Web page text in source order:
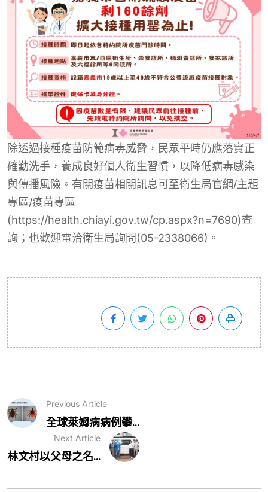
除透過接種疫苗防範病毒威脅，民眾平時仍應落實正
確勤洗手，養成良好個人衛生習慣，以降低病毒感染
與傳播風險。有關疫苗相關訊息可至衛生局官網/主題
專區/疫苗專區
(https://health.chiayi.gov.tw/cp.aspx?n=7690)查
詢；也歡迎電洽衛生局詢問(05-2338066)。
Previous Article
全球萊姆病病例攀...
Next Article
林文村以父母之名...